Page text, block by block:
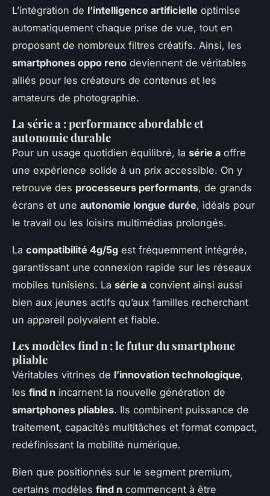
L’intégration de l’intelligence artificielle optimise
automatiquement chaque prise de vue, tout en
proposant de nombreux filtres créatifs. Ainsi, les
smartphones oppo reno deviennent de véritables
alliés pour les créateurs de contenus et les
amateurs de photographie.
La série a : performance abordable et
autonomie durable
Pour un usage quotidien équilibré, la série a offre
une expérience solide à un prix accessible. On y
retrouve des processeurs performants, de grands
écrans et une autonomie longue durée, idéals pour
le travail ou les loisirs multimédias prolongés.
La compatibilité 4g/5g est fréquemment intégrée,
garantissant une connexion rapide sur les réseaux
mobiles tunisiens. La série a convient ainsi aussi
bien aux jeunes actifs qu’aux familles recherchant
un appareil polyvalent et fiable.
Les modèles find n : le futur du smartphone
pliable
Véritables vitrines de l’innovation technologique,
les find n incarnent la nouvelle génération de
smartphones pliables. Ils combinent puissance de
traitement, capacités multitâches et format compact,
redéfinissant la mobilité numérique.
Bien que positionnés sur le segment premium,
certains modèles find n commencent à être